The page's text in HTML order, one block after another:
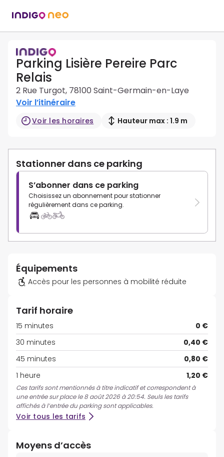
Parking Lisière Pereire Parc
Relais
2 Rue Turgot, 78100 Saint-Germain-en-Laye
Voir l’itinéraire
Voir les horaires Hauteur max : 1.9 m
Stationner dans ce parking
S’abonner dans ce parking
Choisissez un abonnement pour stationner
régulièrement dans ce parking.
Équipements
Accès pour les personnes à mobilité réduite
Tarif horaire
15 minutes
0 €
30 minutes
0,40 €
45 minutes
0,80 €
1 heure
1,20 €
Ces tarifs sont mentionnés à titre indicatif et correspondent à
une entrée sur place le 8 août 2026 à 20:54. Seuls les tarifs
affichés à l’entrée du parking sont applicables.
Voir tous les tarifs
Moyens d’accès